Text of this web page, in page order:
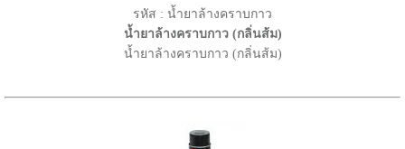
รหัส : น้ำยาล้างคราบกาว
น้ำยาล้างคราบกาว (กลิ่นส้ม)
น้ำยาล้างคราบกาว (กลิ่นส้ม)